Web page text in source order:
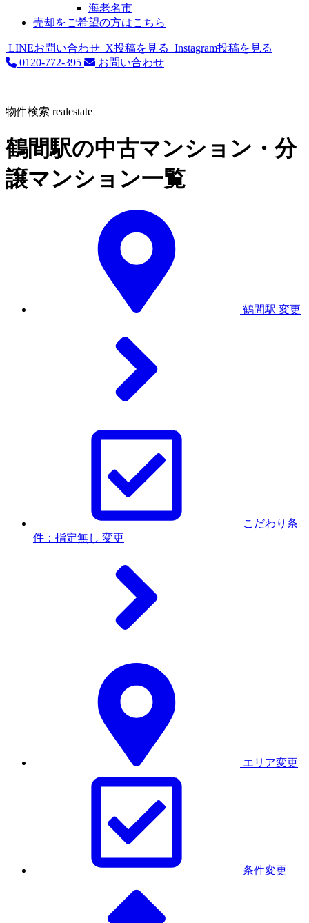
海老名市
売却をご希望の方はこちら
LINEお問い合わせ X投稿を見る Instagram投稿を見る
0120-772-395
お問い合わせ
物件検索 realestate
鶴間駅の中古マンション・分
譲マンション一覧
鶴間駅 変更
こだわり条
件：指定無し 変更
エリア変更
条件変更